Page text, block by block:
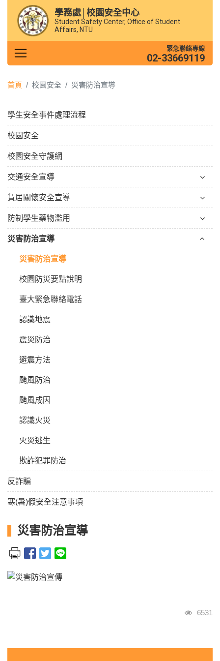
學務處│校園安全中心
Student Safety Center, Office of Student
Affairs, NTU
緊急聯絡專線
02-33669119
首頁 校園安全 災害防治宣導
學生安全事件處理流程
校園安全
校園安全守護網
交通安全宣導
賃居關懷安全宣導
防制學生藥物濫用
災害防治宣導
災害防治宣導
校園防災要點說明
臺大緊急聯絡電話
認識地震
震災防治
避震方法
颱風防治
颱風成因
認識火災
火災逃生
欺詐犯罪防治
反詐騙
寒(暑)假安全注意事項
災害防治宣導
瀏覽人
6531